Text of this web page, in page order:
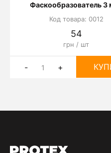
Фаскообразователь 3
Код товара: 0012
54
грн / шт
- +